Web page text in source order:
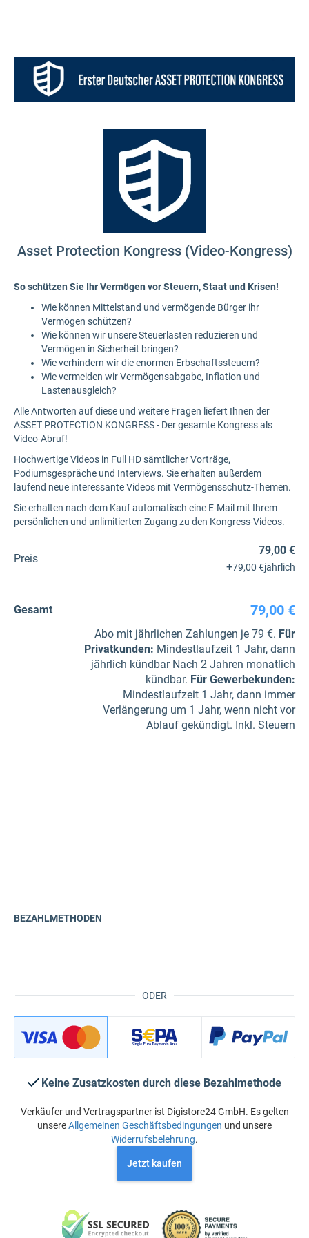
Asset Protection Kongress (Video-Kongress)
So schützen Sie Ihr Vermögen vor Steuern, Staat und Krisen!
Wie können Mittelstand und vermögende Bürger ihr
Vermögen schützen?
Wie können wir unsere Steuerlasten reduzieren und
Vermögen in Sicherheit bringen?
Wie verhindern wir die enormen Erbschaftssteuern?
Wie vermeiden wir Vermögensabgabe, Inflation und
Lastenausgleich?
Alle Antworten auf diese und weitere Fragen liefert Ihnen der
ASSET PROTECTION KONGRESS - Der gesamte Kongress als
Video-Abruf!
Hochwertige Videos in Full HD sämtlicher Vorträge,
Podiumsgespräche und Interviews. Sie erhalten außerdem
laufend neue interessante Videos mit Vermögensschutz-Themen.
Sie erhalten nach dem Kauf automatisch eine E-Mail mit Ihrem
persönlichen und unlimitierten Zugang zu den Kongress-Videos.
Preis
79,00 €
+79,00 €jährlich
Gesamt 79,00 €
Abo mit jährlichen Zahlungen je 79 €. Für
Privatkunden: Mindestlaufzeit 1 Jahr, dann
jährlich kündbar Nach 2 Jahren monatlich
kündbar. Für Gewerbe­kunden:
Mindestlaufzeit 1 Jahr, dann immer
Verlängerung um 1 Jahr, wenn nicht vor
Ablauf gekündigt. Inkl. Steuern
ODER
BEZAHLMETHODEN
Keine Zusatzkosten durch diese Bezahlmethode
Verkäufer und Vertragspartner ist Digistore24 GmbH. Es gelten
unsereAllgemeinen Geschäftsbedingungen und unsere
Widerrufsbelehrung.
Jetzt kaufen